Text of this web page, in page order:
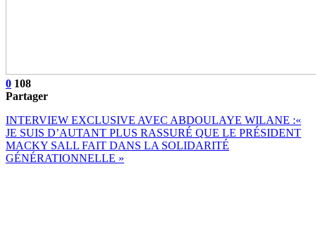
0 108
Partager
INTERVIEW EXCLUSIVE AVEC ABDOULAYE WILANE :«
JE SUIS D’AUTANT PLUS RASSURÉ QUE LE PRÉSIDENT
MACKY SALL FAIT DANS LA SOLIDARITÉ
GÉNÉRATIONNELLE »